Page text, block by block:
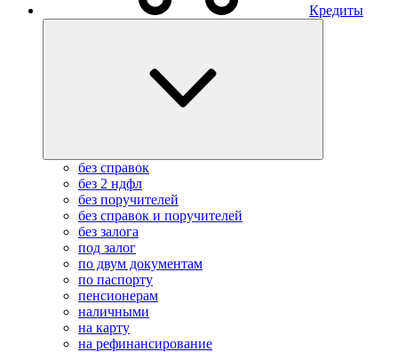
Кредиты
без справок
без 2 ндфл
без поручителей
без справок и поручителей
без залога
под залог
по двум документам
по паспорту
пенсионерам
наличными
на карту
на рефинансирование